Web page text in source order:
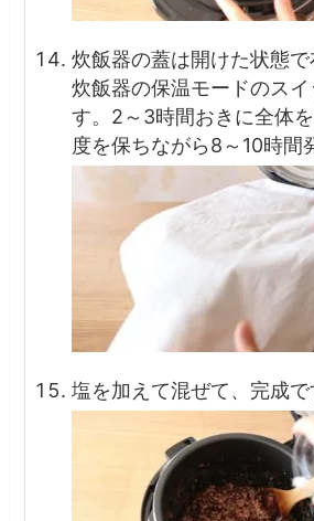
炊飯器の蓋は開けた状態で
炊飯器の保温モードのスイ
す。2～3時間おきに全体
度を保ちながら8～10時間
塩を加えて混ぜて、完成で